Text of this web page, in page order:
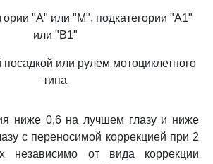
"A" или "M", подкатегории "A1"
или "B1"
посадкой или рулем мотоциклетного
типа
ниже 0,6 на лучшем глазу и ниже
с переносимой коррекцией при 2
независимо от вида коррекции